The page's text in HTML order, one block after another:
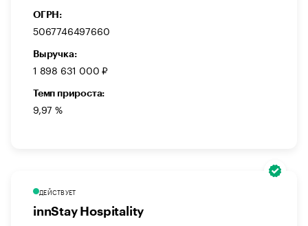
ОГРН:
5067746497660
Выручка:
1 898 631 000 ₽
Темп прироста:
9,97 %
ДЕЙСТВУЕТ
innStay Hospitality